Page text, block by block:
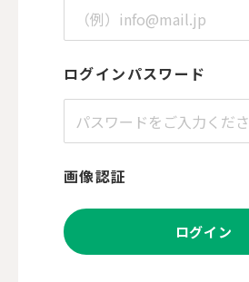
ログインパスワード
画像認証
ログイン